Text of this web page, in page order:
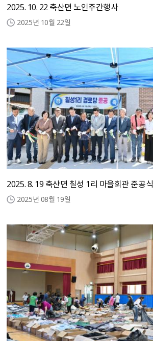
2025. 10. 22 축산면 노인주간행사
2025년 10월 22일
2025. 8. 19 축산면 칠성 1리 마을회관 준공식
2025년 08월 19일